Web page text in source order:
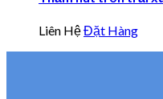
Liên HệĐặt Hàng